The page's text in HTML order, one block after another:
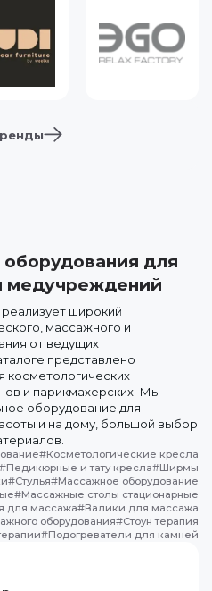
оборудования для
медучреждений
широкий
массажного и
от ведущих
представлено
косметологических
и парикмахерских. Мы
оборудование для
и на дому, большой выбор
#Косметологические кресла
#Педикюрные и тату кресла#Ширмы
#Стулья#Массажное оборудование
#Массажные столы стационарные
для массажа#Валики для массажа
оборудования#Стоун терапия
#Подогреватели для камней